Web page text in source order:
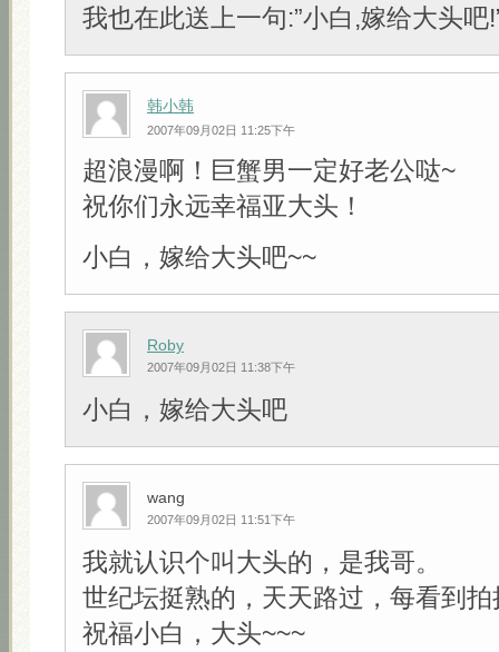
我也在此送上一句:”小白,嫁给大头
韩小韩
2007年09月02日 11:25下午
超浪漫啊！巨蟹男一定好老公哒~
祝你们永远幸福亚大头！
小白，嫁给大头吧~~
Roby
2007年09月02日 11:38下午
小白，嫁给大头吧
wang
2007年09月02日 11:51下午
我就认识个叫大头的，是我哥。
世纪坛挺熟的，天天路过，每看到
祝福小白，大头~~~